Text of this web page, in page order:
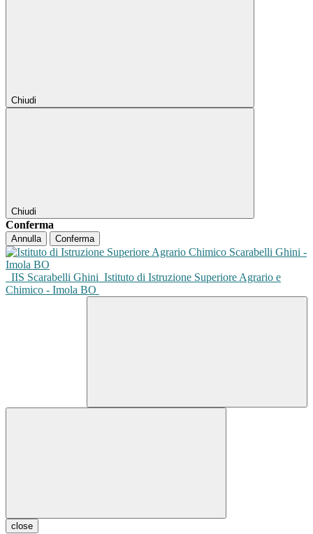
Chiudi
Chiudi
Conferma
Annulla Conferma
IIS Scarabelli Ghini Istituto di Istruzione Superiore Agrario e
Chimico - Imola BO
close